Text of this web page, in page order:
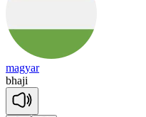
magyar
bhaji